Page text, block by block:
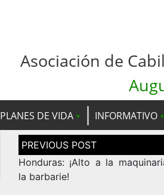
Asociación de
PLANES DE VIDA INFORMATIVO
Navegación
de
entradas
Honduras: ¡Alto a la
la barbarie!